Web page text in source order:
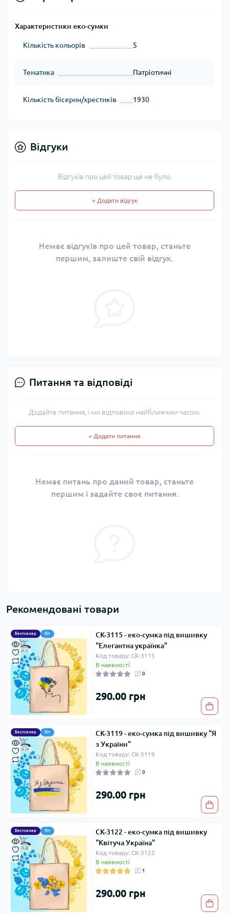
Характеристики еко-сумки
Кількість кольорів 5
Тематика Патріотичні
Кількість бісерин/хрестиків 1930
Відгуки
Відгуків про цей товар ще не було.
+ Додати відгук
Немає відгуків про цей товар, станьте
першим, залиште свій відгук.
Питання та відповіді
Додайте питання, і ми відповімо найближчим часом.
+ Додати питання
Немає питань про даний товар, станьте
першим і задайте своє питання.
Рекомендовані товари
Бестселер Хіт
СК-3115 - еко-сумка під вишивку
"Елегантна українка"
Код товару: СК-3115
В наявності
0
290.00 грн
Бестселер Хіт
СК-3119 - еко-сумка під вишивку "Я
з України"
Код товару: СК-3119
В наявності
0
290.00 грн
Бестселер Хіт
СК-3122 - еко-сумка під вишивку
"Квітуча Україна"
Код товару: СК-3122
В наявності
1
290.00 грн